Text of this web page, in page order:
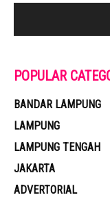
POPULAR
BANDAR LAMPUNG
LAMPUNG
LAMPUNG TENGAH
JAKARTA
ADVERTORIAL